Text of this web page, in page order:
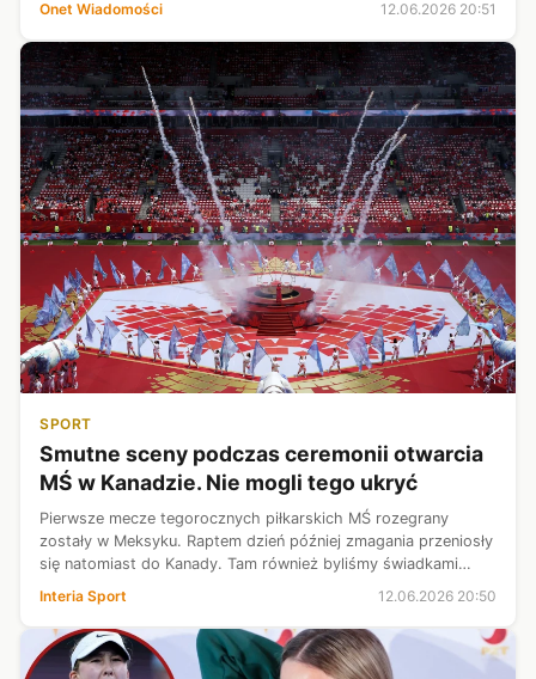
Onet Wiadomości 12.06.2026 20:51
SPORT
Smutne sceny podczas ceremonii otwarcia
MŚ w Kanadzie. Nie mogli tego ukryć
Pierwsze mecze tegorocznych piłkarskich MŚ rozegrany
zostały w Meksyku. Raptem dzień później zmagania przeniosły
się natomiast do Kanady. Tam również byliśmy świadkami
przeciwieństwie do mek...
Interia Sport 12.06.2026 20:50